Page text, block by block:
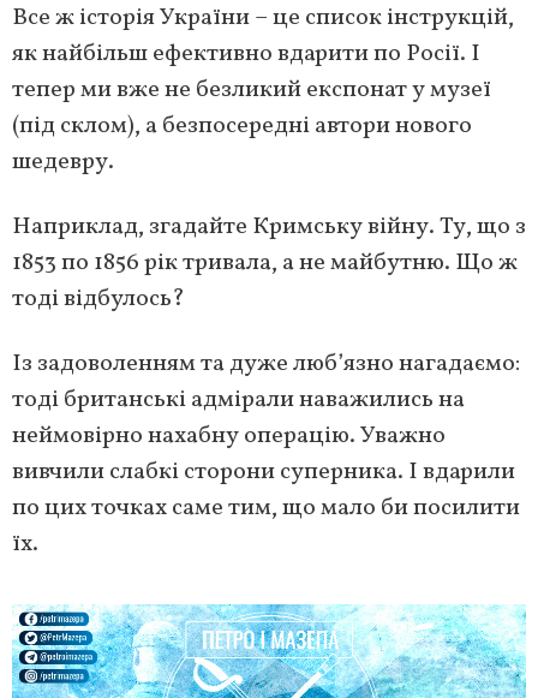
Все ж історія України – це список інструкцій,
як найбільш ефективно вдарити по Росії. І
тепер ми вже не безликий експонат у музеї
(під склом), а безпосередні автори нового
шедевру.
Наприклад, згадайте Кримську війну. Ту, що з
1853 по 1856 рік тривала, а не майбутню. Що ж
тоді відбулось?
Із задоволенням та дуже люб’язно нагадаємо:
тоді британські адмірали наважились на
неймовірно нахабну операцію. Уважно
вивчили слабкі сторони суперника. І вдарили
по цих точках саме тим, що мало би посилити
їх.